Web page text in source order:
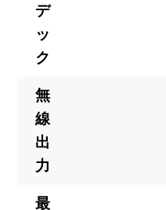
デ
ッ
ク
無
線
出
力
最